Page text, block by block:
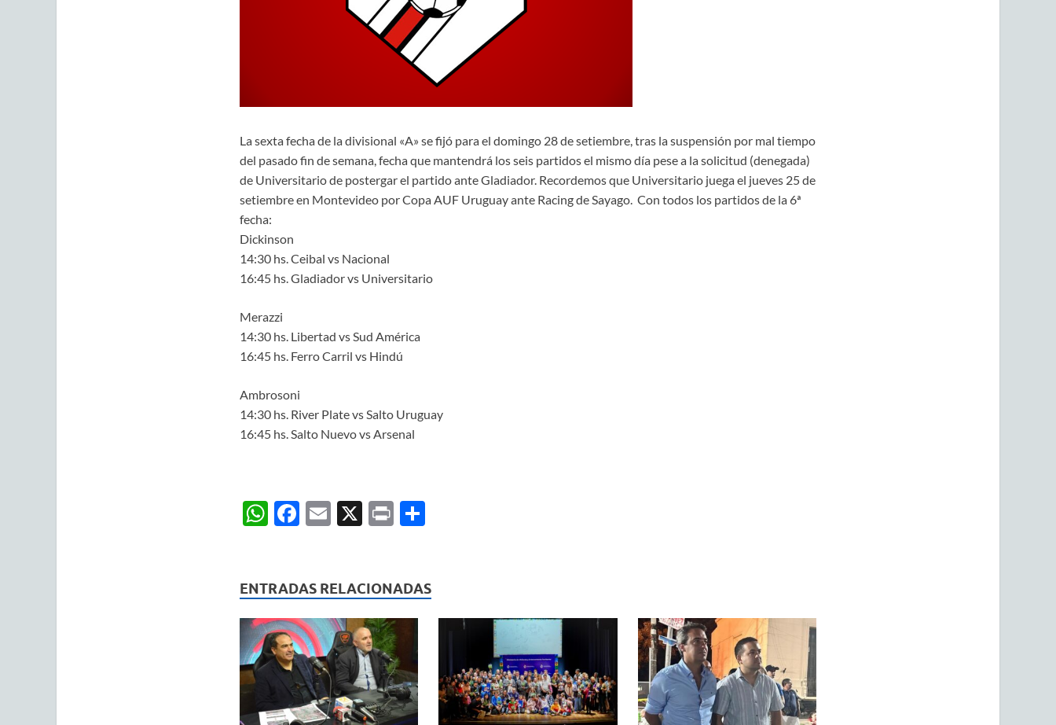
La sexta fecha de la divisional «A» se fijó para el domingo 28 de setiembre, tras la suspensión por mal tiempo
del pasado fin de semana, fecha que mantendrá los seis partidos el mismo día pese a la solicitud (denegada)
de Universitario de postergar el partido ante Gladiador. Recordemos que Universitario juega el jueves 25 de
setiembre en Montevideo por Copa AUF Uruguay ante Racing de Sayago. Con todos los partidos de la 6ª
fecha:
Dickinson
14:30 hs. Ceibal vs Nacional
16:45 hs. Gladiador vs Universitario
Merazzi
14:30 hs. Libertad vs Sud América
16:45 hs. Ferro Carril vs Hindú
Ambrosoni
14:30 hs. River Plate vs Salto Uruguay
16:45 hs. Salto Nuevo vs Arsenal
W
s
A
p
p
F
b
o
o
k
E X P C
p
ar
ENTRADAS RELACIONADAS